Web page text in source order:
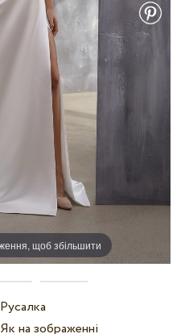
щоб збільшити
Русалка
Як на зображенні